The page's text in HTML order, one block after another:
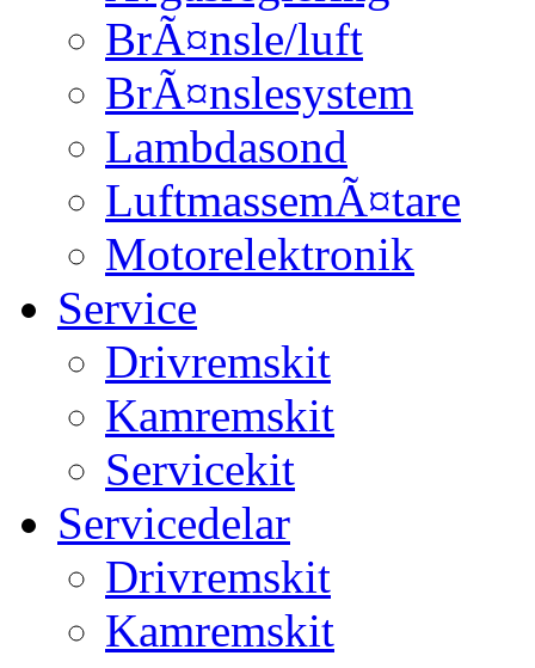
BrÃ¤nsle/luft
BrÃ¤nslesystem
Lambdasond
LuftmassemÃ¤tare
Motorelektronik
Service
Drivremskit
Kamremskit
Servicekit
Servicedelar
Drivremskit
Kamremskit